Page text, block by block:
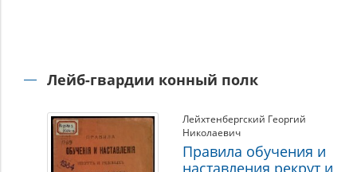
Лейб-гвардии конный полк
Лейхтенбергский Георгий
Николаевич
Правила обучения и
наставления рекрут и